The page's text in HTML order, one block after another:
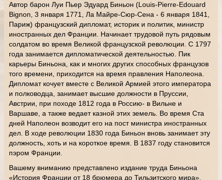
Автор барон Луи Пьер Эдуард Биньон (Louis-Pierre-Edouard
Bignon, 3 января 1771, Ла Майре-Сюр-Сена - 6 января 1841,
Париж) французский дипломат, историк и политик, министр
иностранных дел Франции. Начинает трудовой путь рядовым
солдатом во время Великой французской революции. С 1797
года занимается дипломатической деятельностью. Пик
карьеры Биньона, как и многих других способных французов
того времени, приходится на время правления Наполеона.
Дипломат кочует вместе с Великой Армией этого императора
и полководца, занимает высшие должности в Пруссии,
Австрии, при походе 1812 года в Россию- в Вильне и
Варшаве, а также ведает казной этих земель. Во время Ста
дней Наполеон возводит его на пост министра иностранных
дел. В ходе революции 1830 года Биньон вновь занимает эту
должность, хоть и на короткое время. В 1837 году становится
пэром Франции.
Вашему вниманию представлено издание труда Биньона
«История Франции от 18 брюмера до Тильзитского мира».